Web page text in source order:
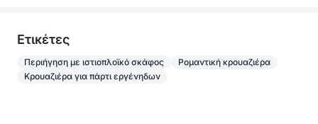
Eτικέτες
Περιήγηση με ιστιοπλοϊκό σκάφος
Ρομαντική κρουαζιέρα
Κρουαζιέρα για πάρτι εργένηδων